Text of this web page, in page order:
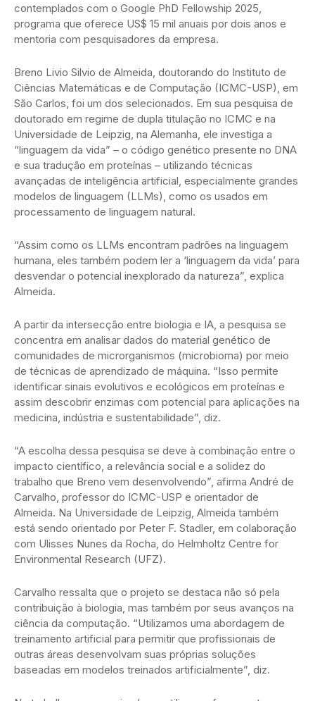
contemplados com o Google PhD Fellowship 2025,
programa que oferece US$ 15 mil anuais por dois anos e
mentoria com pesquisadores da empresa.
Breno Livio Silvio de Almeida, doutorando do Instituto de
Ciências Matemáticas e de Computação (ICMC-USP), em
São Carlos, foi um dos selecionados. Em sua pesquisa de
doutorado em regime de dupla titulação no ICMC e na
Universidade de Leipzig, na Alemanha, ele investiga a
“linguagem da vida” – o código genético presente no DNA
e sua tradução em proteínas – utilizando técnicas
avançadas de inteligência artificial, especialmente grandes
modelos de linguagem (LLMs), como os usados em
processamento de linguagem natural.
“Assim como os LLMs encontram padrões na linguagem
humana, eles também podem ler a ‘linguagem da vida’ para
desvendar o potencial inexplorado da natureza”, explica
Almeida.
A partir da intersecção entre biologia e IA, a pesquisa se
concentra em analisar dados do material genético de
comunidades de microrganismos (microbioma) por meio
de técnicas de aprendizado de máquina. “Isso permite
identificar sinais evolutivos e ecológicos em proteínas e
assim descobrir enzimas com potencial para aplicações na
medicina, indústria e sustentabilidade”, diz.
“A escolha dessa pesquisa se deve à combinação entre o
impacto científico, a relevância social e a solidez do
trabalho que Breno vem desenvolvendo”, afirma André de
Carvalho, professor do ICMC-USP e orientador de
Almeida. Na Universidade de Leipzig, Almeida também
está sendo orientado por Peter F. Stadler, em colaboração
com Ulisses Nunes da Rocha, do Helmholtz Centre for
Environmental Research (UFZ).
Carvalho ressalta que o projeto se destaca não só pela
contribuição à biologia, mas também por seus avanços na
ciência da computação. “Utilizamos uma abordagem de
treinamento artificial para permitir que profissionais de
outras áreas desenvolvam suas próprias soluções
baseadas em modelos treinados artificialmente”, diz.